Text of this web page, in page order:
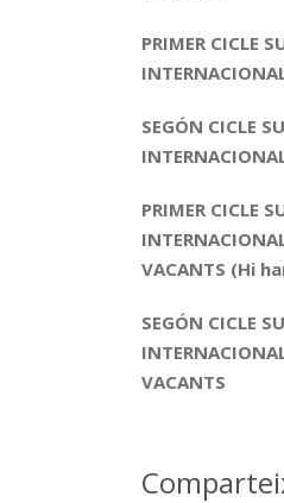
PRIMER CICLE
SEGÓN CICLE
PRIMER CICLE
VACANTS (Hi
SEGÓN CICLE
VACANTS